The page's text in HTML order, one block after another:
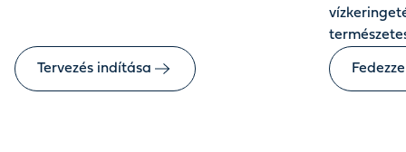
Tervezés indítása